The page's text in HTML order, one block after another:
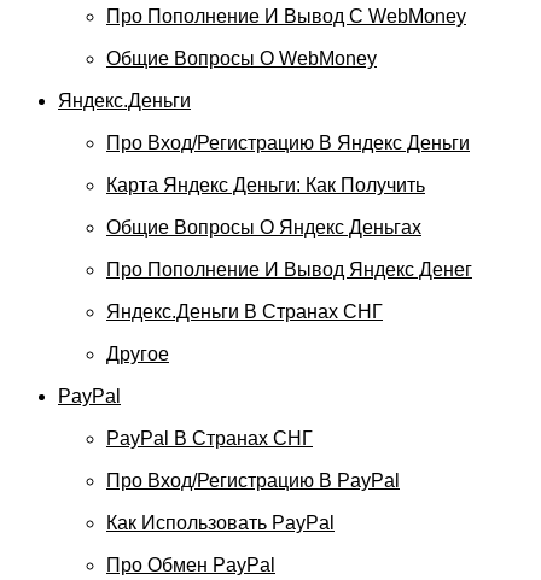
Про Пополнение И Вывод С WebMoney
Общие Вопросы О WebMoney
Яндекс.Деньги
Про Вход/регистрацию В Яндекс Деньги
Карта Яндекс Деньги: Как Получить
Общие Вопросы О Яндекс Деньгах
Про Пополнение И Вывод Яндекс Денег
Яндекс.Деньги В Странах СНГ
Другое
PayPal
PayPal В Странах СНГ
Про Вход/регистрацию В PayPal
Как Использовать PayPal
Про Обмен PayPal